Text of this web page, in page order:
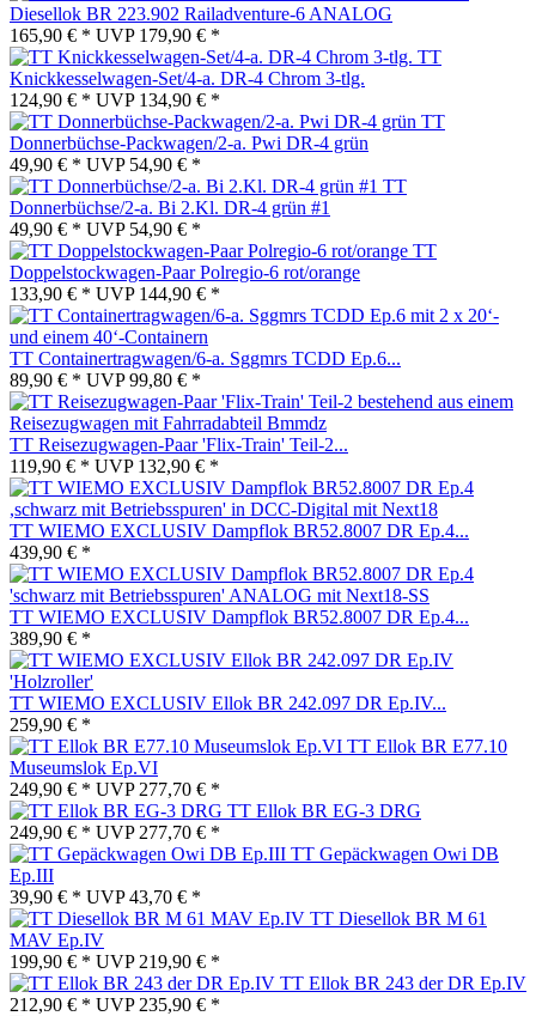
Diesellok BR 223.902 Railadventure-6 ANALOG
165,90 € * UVP 179,90 € *
TT
Knickkesselwagen-Set/4-a. DR-4 Chrom 3-tlg.
124,90 € * UVP 134,90 € *
TT
Donnerbüchse-Packwagen/2-a. Pwi DR-4 grün
49,90 € * UVP 54,90 € *
TT
Donnerbüchse/2-a. Bi 2.Kl. DR-4 grün #1
49,90 € * UVP 54,90 € *
TT
Doppelstockwagen-Paar Polregio-6 rot/orange
133,90 € * UVP 144,90 € *
TT Containertragwagen/6-a. Sggmrs TCDD Ep.6...
89,90 € * UVP99,80 € *
TT Reisezugwagen-Paar 'Flix-Train' Teil-2...
119,90 € * UVP 132,90 € *
TT WIEMO EXCLUSIV Dampflok BR52.8007 DR Ep.4...
439,90 € *
TT WIEMO EXCLUSIV Dampflok BR52.8007 DR Ep.4...
389,90 € *
TT WIEMO EXCLUSIV Ellok BR 242.097 DR Ep.IV...
259,90 € *
TT Ellok BR E77.10
Museumslok Ep.VI
249,90 € * UVP 277,70 € *
TT Ellok BR EG-3 DRG
249,90 € * UVP 277,70 € *
TT Gepäckwagen Owi DB
Ep.III
39,90 € * UVP43,70 € *
TT Diesellok BR M 61
MAV Ep.IV
199,90 € * UVP 219,90 € *
TT Ellok BR 243 der DR Ep.IV
212,90 € * UVP 235,90 € *